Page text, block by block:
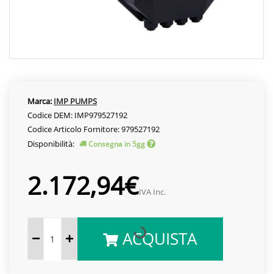
Marca: IMP PUMPS
Codice DEM: IMP979527192
Codice Articolo Fornitore: 979527192
Disponibilità:
Consegna in 5gg
2.172,94€IVA Inc.
ACQUISTA